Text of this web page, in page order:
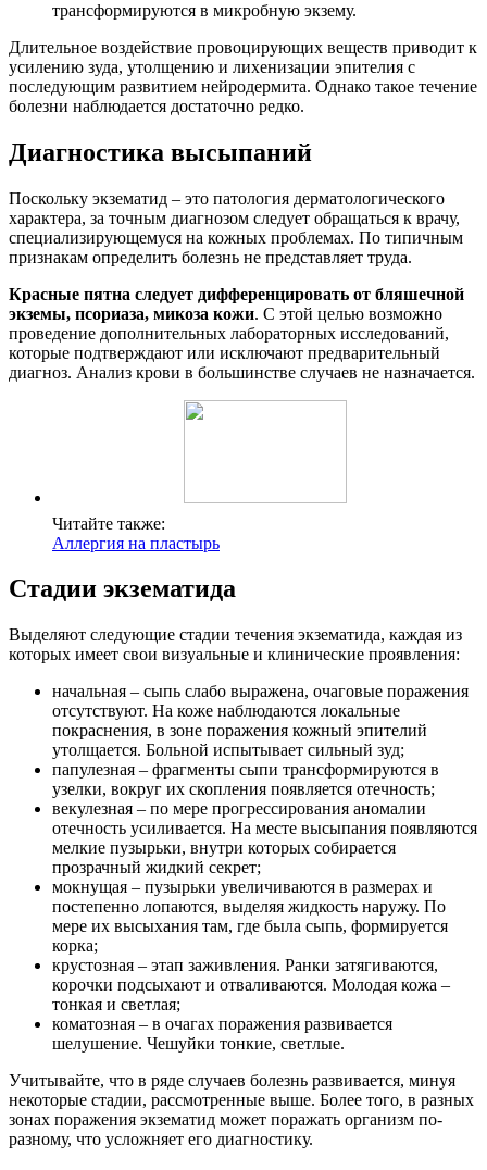
трансформируются в микробную экзему.
Длительное воздействие провоцирующих веществ приводит к
усилению зуда, утолщению и лихенизации эпителия с
последующим развитием нейродермита. Однако такое течение
болезни наблюдается достаточно редко.
Диагностика высыпаний
Поскольку экзематид – это патология дерматологического
характера, за точным диагнозом следует обращаться к врачу,
специализирующемуся на кожных проблемах. По типичным
признакам определить болезнь не представляет труда.
Красные пятна следует дифференцировать от бляшечной
экземы, псориаза, микоза кожи. С этой целью возможно
проведение дополнительных лабораторных исследований,
которые подтверждают или исключают предварительный
диагноз. Анализ крови в большинстве случаев не назначается.
Читайте также:
Аллергия на пластырь
Стадии экзематида
Выделяют следующие стадии течения экзематида, каждая из
которых имеет свои визуальные и клинические проявления:
начальная – сыпь слабо выражена, очаговые поражения
отсутствуют. На коже наблюдаются локальные
покраснения, в зоне поражения кожный эпителий
утолщается. Больной испытывает сильный зуд;
папулезная – фрагменты сыпи трансформируются в
узелки, вокруг их скопления появляется отечность;
векулезная – по мере прогрессирования аномалии
отечность усиливается. На месте высыпания появляются
мелкие пузырьки, внутри которых собирается
прозрачный жидкий секрет;
мокнущая – пузырьки увеличиваются в размерах и
постепенно лопаются, выделяя жидкость наружу. По
мере их высыхания там, где была сыпь, формируется
корка;
крустозная – этап заживления. Ранки затягиваются,
корочки подсыхают и отваливаются. Молодая кожа –
тонкая и светлая;
коматозная – в очагах поражения развивается
шелушение. Чешуйки тонкие, светлые.
Учитывайте, что в ряде случаев болезнь развивается, минуя
некоторые стадии, рассмотренные выше. Более того, в разных
зонах поражения экзематид может поражать организм по-
разному, что усложняет его диагностику.